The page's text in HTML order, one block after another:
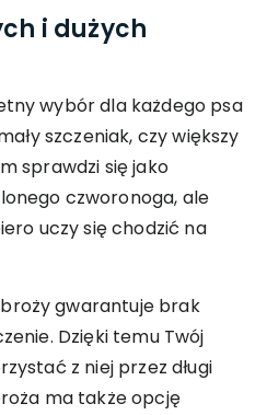
i dużych
wybór dla każdego psa
szczeniak, czy większy
sprawdzi się jako
czworonoga, ale
uczy się chodzić na
gwarantuje brak
Dzięki temu Twój
z niej przez długi
ma także opcję